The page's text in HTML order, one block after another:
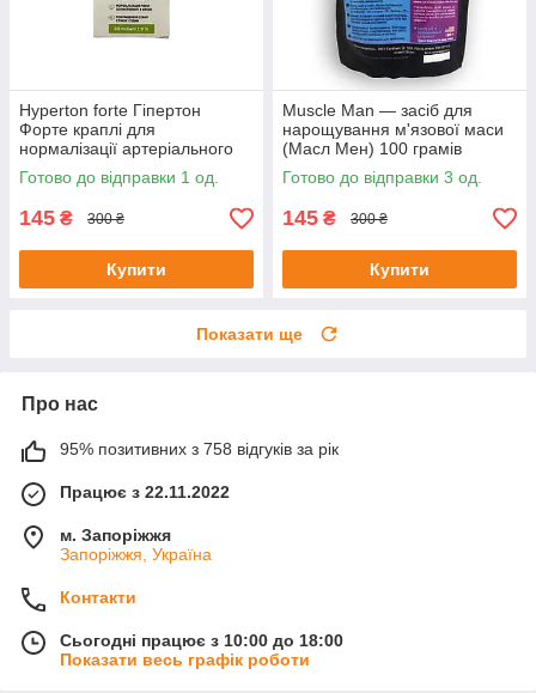
Hyperton forte Гіпертон
Форте краплі для
нормалізації артеріального
тиску 20 мл до 08/25
Готово до відправки 1 од.
145 ₴ 300 ₴
Купити
Muscle Man — засіб для
нарощування м'язової маси
(Масл Мен) 100 грамів
Готово до відправки 3 од.
145 ₴ 300 ₴
Купити
Показати ще
Про нас
95% позитивних з 758 відгуків за рік
Працює з 22.11.2022
м. Запоріжжя
Запоріжжя, Україна
Контакти
Сьогодні працює з 10:00 до 18:00
Показати весь графік роботи